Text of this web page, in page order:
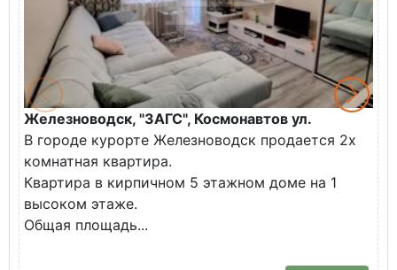
Железноводск, "ЗАГС", Космонавтов ул.
В городе курорте Железноводск продается 2х
комнатная квартира.
Квартира в кирпичном 5 этажном доме на 1
высоком этаже.
Общая площадь...